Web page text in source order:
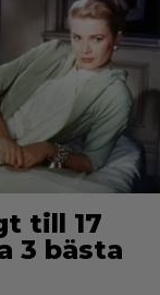
till 17
3 bästa